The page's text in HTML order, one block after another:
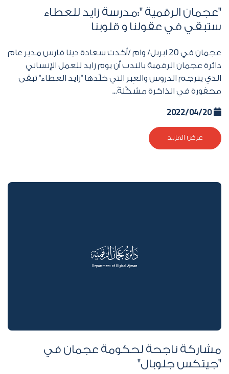
"عجمان الرقمية ":مدرسة زايد للعطاء
ستبقي في عقولنا و قلوبنا
عجمان في20 ابريل/ وام /أكدت سعادة دينا فارس مدير عام
دائرة عجمان الرقمية بالندب أن يوم زايد للعمل الإنساني
الذي يترجم الدروس والعِبر التي خلّدها "زايد العطاء" تبقى
محفورة في الذاكرة مشكِّلةً...
2022/04/20
عرض المزيد
مشاركة ناجحة لحكومة عجمان في
"جيتكس جلوبال"